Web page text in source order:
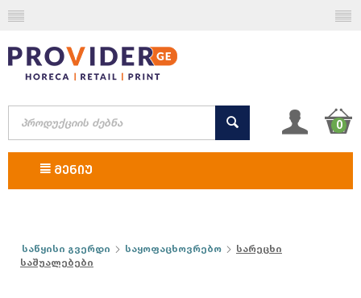
0
ᲛᲔᲜᲘᲣ
საწყისი გვერდი საყოფაცხოვრებო
სარეცხი
საშუალებები